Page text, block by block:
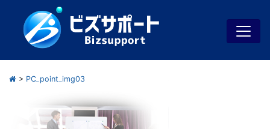
> PC_point_img03